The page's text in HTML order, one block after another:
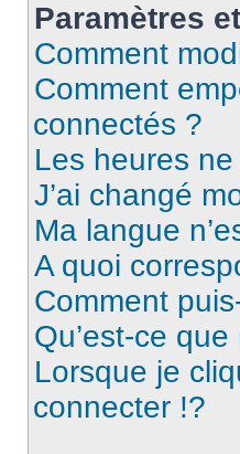
Paramètres
Comment
Comment
connectés ?
Les heures
J’ai changé
Ma langue
A quoi
Comment
Qu’est-ce
Lorsque je
connecter !?